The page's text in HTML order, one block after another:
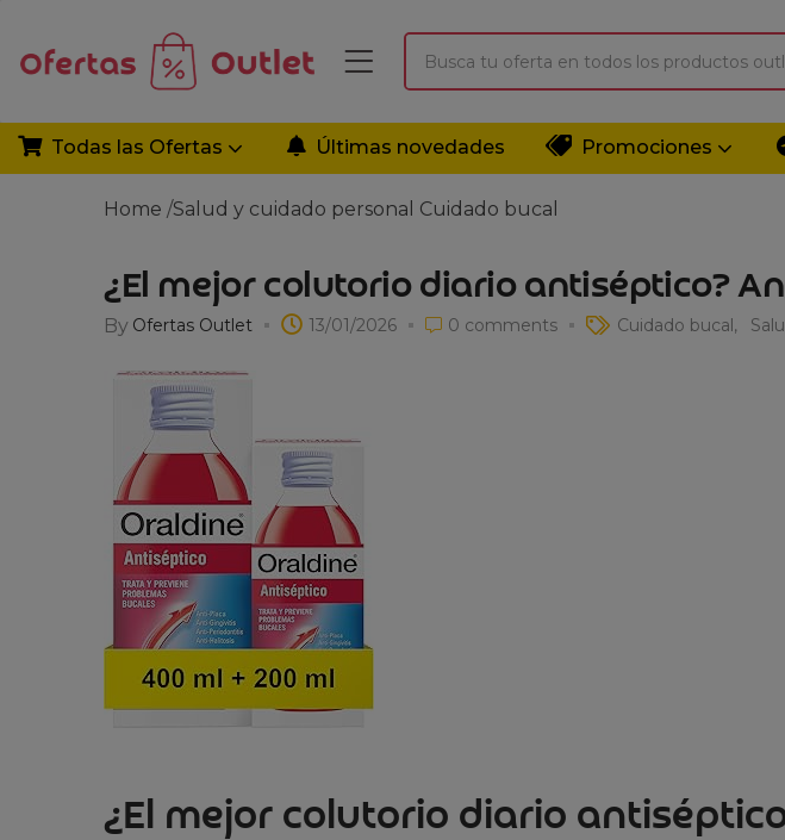
Todas las Ofertas Últimas novedades Promociones
Home /Salud y cuidado personal Cuidado bucal
¿El mejor colutorio diario antiséptico?
By Ofertas Outlet 13/01/2026 0 comments Cuidado bucal
¿El mejor colutorio diario